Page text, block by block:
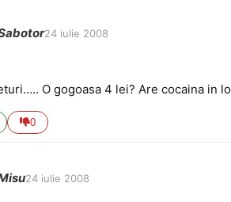
24 iulie 2008
O gogoasa 4 lei? Are cocaina in
0
24 iulie 2008